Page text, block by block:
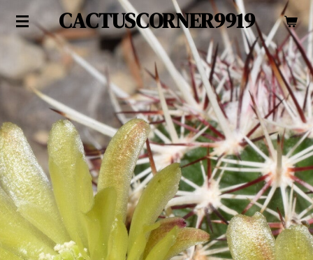
Zum
Hauptinhalt
springen
CACTUSCORNER9919